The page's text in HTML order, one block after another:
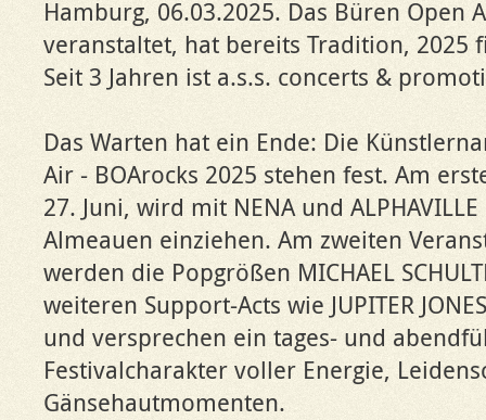
Hamburg, 06.03.2025. Das Büren Open
veranstaltet, hat bereits Tradition, 2025
Seit 3 Jahren ist a.s.s. concerts &
Das Warten hat ein Ende: Die
Air - BOArocks 2025 stehen fest. Am
27. Juni, wird mit NENA und
Almeauen einziehen. Am zweiten
werden die Popgrößen MICHAEL
weiteren Support-Acts wie JUPITER
und versprechen ein tages- und
Festivalcharakter voller Energie,
Gänsehautmomenten.